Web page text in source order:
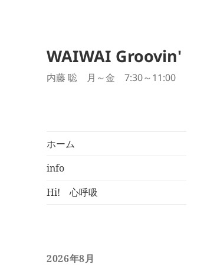
WAIWAI Groovin'
内藤 聡 月～金 7:30～11:00
ホーム
info
Hi! 心呼吸
2026年8月